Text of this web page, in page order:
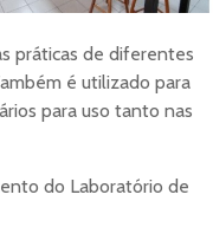
práticas de diferentes
é utilizado para
para uso tanto nas
do Laboratório de